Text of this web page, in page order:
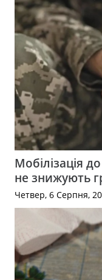
Мобілізація
не знижують
Четвер, 6 Серпня,